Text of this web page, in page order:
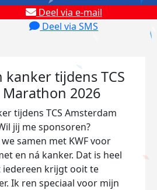
Deel via e-mail
Deel via SMS
tijdens TCS
2026
tijdens TCS Amsterdam
jij me sponsoren?
samen met KWF voor
en ná kanker. Dat is heel
krijgt ooit te
Ik ren speciaal voor mijn